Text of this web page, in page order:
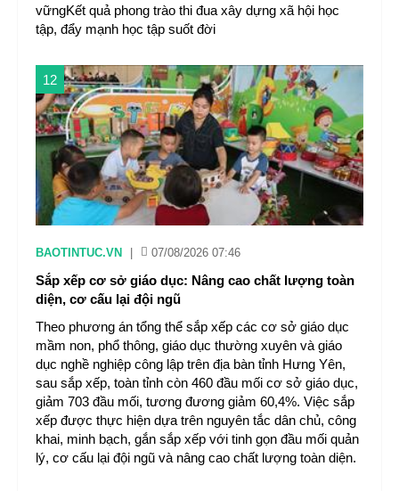
vữngKết quả phong trào thi đua xây dựng xã hội học
tập, đẩy mạnh học tập suốt đời
12
BAOTINTUC.VN 07/08/2026 07:46
Sắp xếp cơ sở giáo dục: Nâng cao chất lượng toàn
diện, cơ cấu lại đội ngũ
Theo phương án tổng thể sắp xếp các cơ sở giáo dục
mầm non, phổ thông, giáo dục thường xuyên và giáo
dục nghề nghiệp công lập trên địa bàn tỉnh Hưng Yên,
sau sắp xếp, toàn tỉnh còn 460 đầu mối cơ sở giáo dục,
giảm 703 đầu mối, tương đương giảm 60,4%. Việc sắp
xếp được thực hiện dựa trên nguyên tắc dân chủ, công
khai, minh bạch, gắn sắp xếp với tinh gọn đầu mối quản
lý, cơ cấu lại đội ngũ và nâng cao chất lượng toàn diện.